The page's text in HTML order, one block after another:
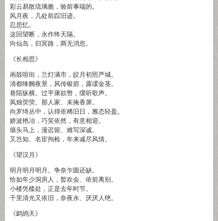
彩云易散琉璃脆，验前事端的。
风月夜，几处前踪旧迹。
忍思忆。
这回望断，永作终天隔。
向仙岛，归冥路，两无消息。
《长相思》
画鼓喧街，兰灯满市，皎月初照严城。
清都绛阙夜景，风传银箭，露叆金茎。
巷陌纵横。过平康款辔，缓听歌声。
凤烛荧荧。那人家、未掩香屏。
向罗绮丛中，认得依稀旧日，雅态轻盈。
娇波艳冶，巧笑依然，有意相迎。
墙头马上，漫迟留、难写深诚。
又岂知、名宦拘检，年来减尽风情。
《望汉月》
明月明月明月。争奈乍圆还缺。
恰如年少洞房人，暂欢会、依前离别。
小楼凭槛处，正是去年时节。
千里清光又依旧，奈夜永、厌厌人绝。
《鹧鸪天》